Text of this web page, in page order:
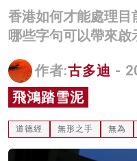
商業
科技
影片
名家榜
灼見活動
關於我們
香港如何才能處理目
哪些字句可以帶來啟
作者:古多迪 -
飛鴻踏雪泥
道德經 無形之手 無為